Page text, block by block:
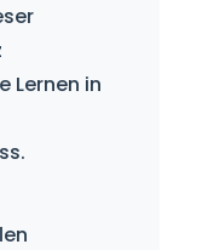
Lernen in